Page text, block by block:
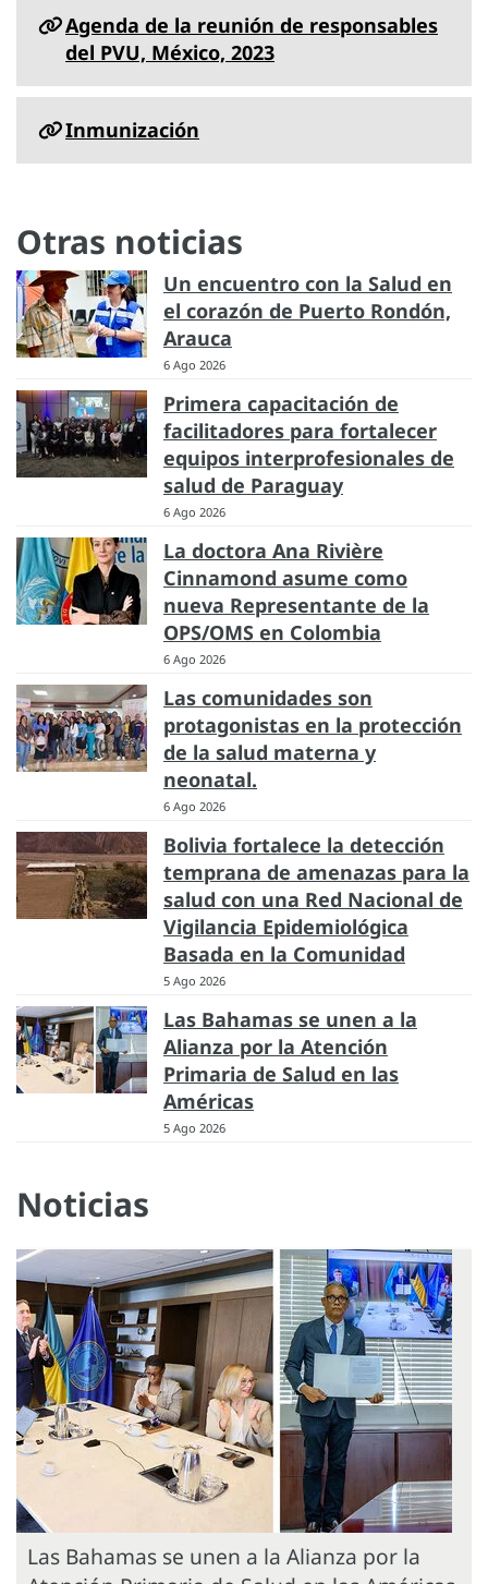
Agenda de la reunión de responsables
del PVU, México, 2023
Inmunización
Otras noticias
Un encuentro con la Salud en
el corazón de Puerto Rondón,
Arauca
6 Ago 2026
Primera capacitación de
facilitadores para fortalecer
equipos interprofesionales de
salud de Paraguay
6 Ago 2026
La doctora Ana Rivière
Cinnamond asume como
nueva Representante de la
OPS/OMS en Colombia
6 Ago 2026
Las comunidades son
protagonistas en la protección
de la salud materna y
neonatal.
6 Ago 2026
Bolivia fortalece la detección
temprana de amenazas para la
salud con una Red Nacional de
Vigilancia Epidemiológica
Basada en la Comunidad
5 Ago 2026
Las Bahamas se unen a la
Alianza por la Atención
Primaria de Salud en las
Américas
5 Ago 2026
Noticias
Las Bahamas se unen a la Alianza por la